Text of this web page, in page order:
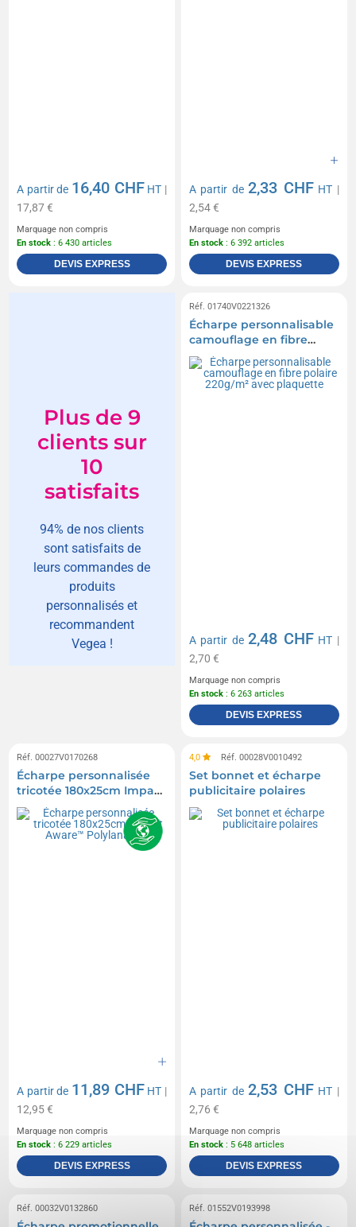
A partir de 16,40 CHF HT |
17,87 €
Marquage non compris
En stock : 6 430 articles
DEVIS EXPRESS
A partir de2,33 CHF HT |
2,54 €
Marquage non compris
En stock : 6 392 articles
DEVIS EXPRESS
Plus de 9
clients sur
10
satisfaits
94% de nos clients
sont satisfaits de
leurs commandes de
produits
personnalisés et
recommandent
Vegea !
Réf. 01740V0221326
Écharpe personnalisable
camouflage en fibre
polaire 220g/m² avec
plaquette
A partir de2,48 CHF HT |
2,70 €
Marquage non compris
En stock : 6 263 articles
DEVIS EXPRESS
Réf. 00027V0170268
Écharpe personnalisée
tricotée 180x25cm Impact
Aware™ Polylana®
A partir de 11,89 CHF HT |
12,95 €
Marquage non compris
En stock : 6 229 articles
DEVIS EXPRESS
4,0 Réf. 00028V0010492
Set bonnet et écharpe
publicitaire polaires
A partir de2,53 CHF HT |
2,76 €
Marquage non compris
En stock : 5 648 articles
DEVIS EXPRESS
Réf. 00032V0132860 Réf. 01552V0193998